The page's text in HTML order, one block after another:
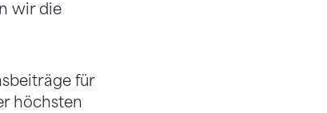
wir die
für
höchsten